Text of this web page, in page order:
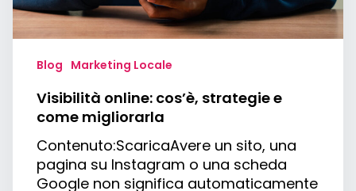
Blog Marketing Locale
Visibilità online: cos’è, strategie e
come migliorarla
Contenuto:ScaricaAvere un sito, una
pagina su Instagram o una scheda
Google non significa automaticamente